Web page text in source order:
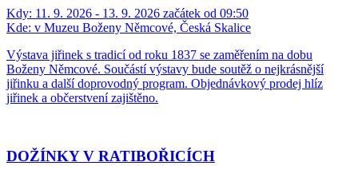
Kdy: 11. 9. 2026 - 13. 9. 2026 začátek od 09:50
Kde: v Muzeu Boženy Němcové, Česká Skalice
Výstava jiřinek s tradicí od roku 1837 se zaměřením na dobu
Boženy Němcové. Součástí výstavy bude soutěž o nejkrásnější
jiřinku a další doprovodný program. Objednávkový prodej hlíz
jiřinek a občerstvení zajištěno.
DOŽÍNKY V RATIBOŘICÍCH